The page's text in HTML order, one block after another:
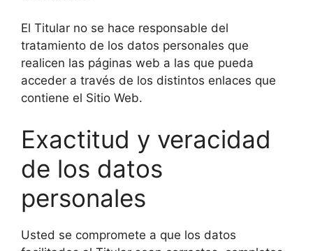
El Titular no se hace responsable del
tratamiento de los datos personales que
realicen las páginas web a las que pueda
acceder a través de los distintos enlaces que
contiene el Sitio Web.
Exactitud y veracidad
de los datos
personales
Usted se compromete a que los datos